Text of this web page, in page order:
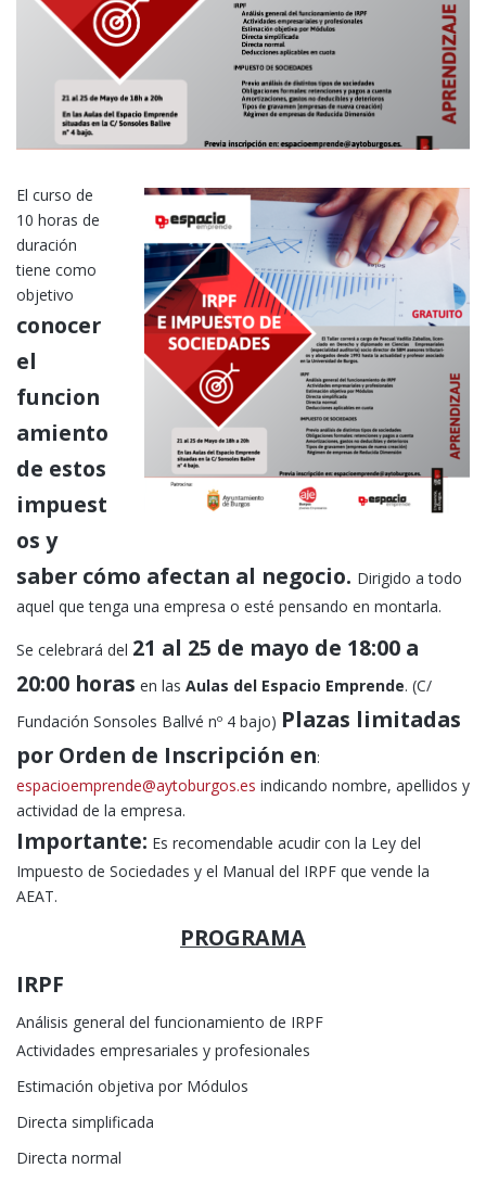
El curso de
10 horas de
duración
tiene como
objetivo
conocer
el
funcion
amiento
de estos
impuest
os y
saber cómo afectan al negocio. Dirigido a todo
aquel que tenga una empresa o esté pensando en montarla.
Se celebrará del 21 al 25 de mayo de 18:00 a
20:00 horas en las Aulas del Espacio Emprende. (C/
Fundación Sonsoles Ballvé nº 4 bajo) Plazas limitadas
por Orden de Inscripción en:
espacioemprende@aytoburgos.es indicando nombre, apellidos y
actividad de la empresa.
Importante: Es recomendable acudir con la Ley del
Impuesto de Sociedades y el Manual del IRPF que vende la
AEAT.
PROGRAMA
IRPF
Análisis general del funcionamiento de IRPF
Actividades empresariales y profesionales
Estimación objetiva por Módulos
Directa simplificada
Directa normal